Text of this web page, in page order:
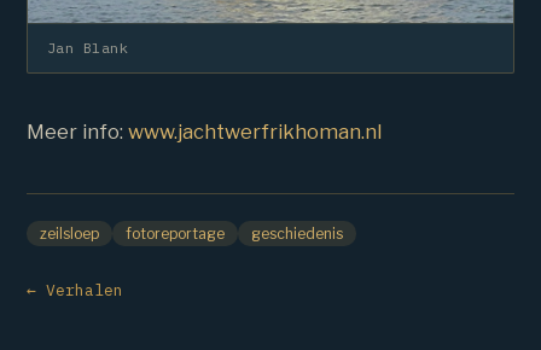
Jan Blank
Meer info: www.jachtwerfrikhoman.nl
zeilsloep fotoreportage geschiedenis
← Verhalen